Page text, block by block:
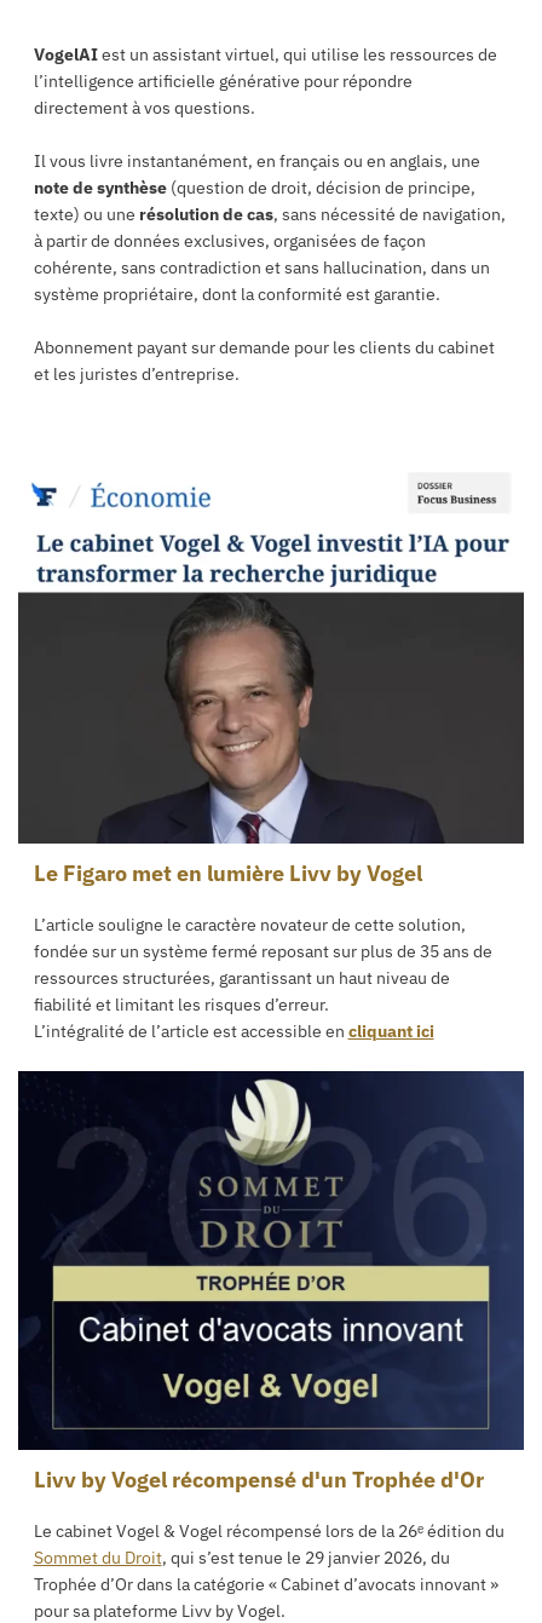
VogelAIest un assistant virtuel, qui utilise les ressources de
l’intelligence artificielle générative pour répondre
directement à vos questions.
Il vous livre instantanément, en français ou en anglais, une
note de synthèse(question de droit, décision de principe,
texte) ou une résolution de cas, sans nécessité de navigation,
à partir de données exclusives, organisées de façon
cohérente, sans contradiction et sans hallucination, dans un
système propriétaire, dont la conformité est garantie.
Abonnement payant sur demande pour les clients du cabinet
et les juristes d’entreprise.
Le Figaro met en lumière Livv by Vogel
L’article souligne le caractère novateur de cette solution,
fondée sur un système fermé reposant sur plus de 35 ans de
ressources structurées, garantissant un haut niveau de
fiabilité et limitant les risques d’erreur.
L’intégralité de l’article est accessible en cliquant ici
Livv by Vogel récompensé d'un Trophée d'Or
Le cabinet Vogel & Vogel récompensé lors de la 26ᵉ édition du
Sommet du Droit, qui s’est tenue le 29 janvier 2026, du
Trophée d’Or dans la catégorie « Cabinet d’avocats innovant »
pour sa plateforme Livv by Vogel.